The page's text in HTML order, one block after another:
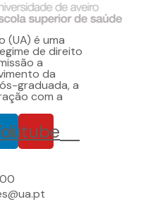
(UA) é uma
de direito
a
da
graduada, a
com a